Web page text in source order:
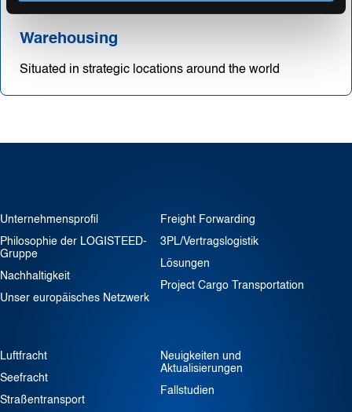
Warehousing
Situated in strategic locations around the world
Unternehmensprofil
Philosophie der LOGISTEED-
Gruppe
Nachhaltigkeit
Unser europäisches Netzwerk
Freight Forwarding
3PL/Vertragslogistik
Lösungen
Project Cargo Transportation
Luftfracht
Seefracht
Straßentransport
Neuigkeiten und
Aktualisierungen
Fallstudien